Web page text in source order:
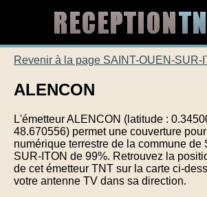
Revenir à la page SAINT-OUEN-SUR-
ALENCON
L'émetteur ALENCON (latitude :
48.670556) permet une couverture
numérique terrestre de la commune de
SUR-ITON de 99%. Retrouvez la
de cet émetteur TNT sur la carte ci-
votre antenne TV dans sa direction.